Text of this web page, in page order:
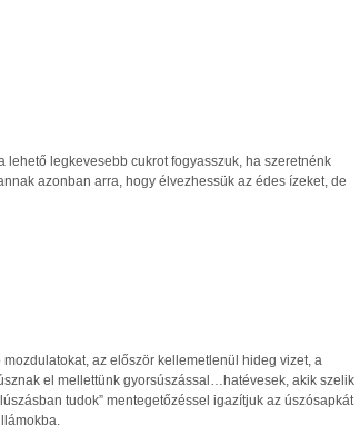
lehető legkevesebb cukrot fogyasszuk, ha szeretnénk
azonban arra, hogy élvezhessük az édes ízeket, de
az először kellemetlenül hideg vizet, a
el mellettünk gyorsúszással…hatévesek, akik szelik
tudok” mentegetőzéssel igazítjuk az úszósapkát